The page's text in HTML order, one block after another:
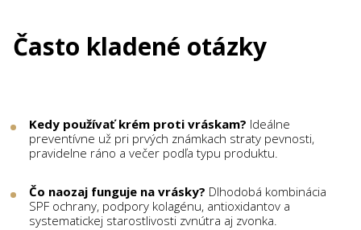
Často kladené otázky
Kedy používať krém proti vráskam? Ideálne
preventívne už pri prvých známkach straty pevnosti,
pravidelne ráno a večer podľa typu produktu.
Čo naozaj funguje na vrásky? Dlhodobá kombinácia
SPF ochrany, podpory kolagénu, antioxidantov a
systematickej starostlivosti zvnútra aj zvonka.